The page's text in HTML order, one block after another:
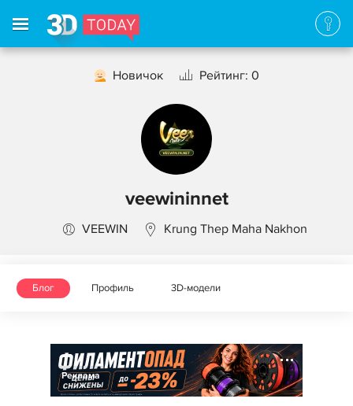
Новичок Рейтинг: 0
veewininnet
VEEWIN Krung Thep Maha Nakhon
Блог Профиль 3D-модели
Реклама